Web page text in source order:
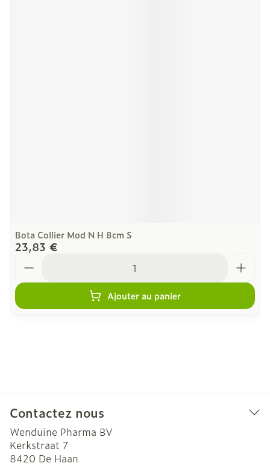
Bota Collier Mod N H 8cm S
23,83 €
Ajouter au panier
Contactez nous
Wenduine Pharma BV
Kerkstraat 7
8420 De Haan